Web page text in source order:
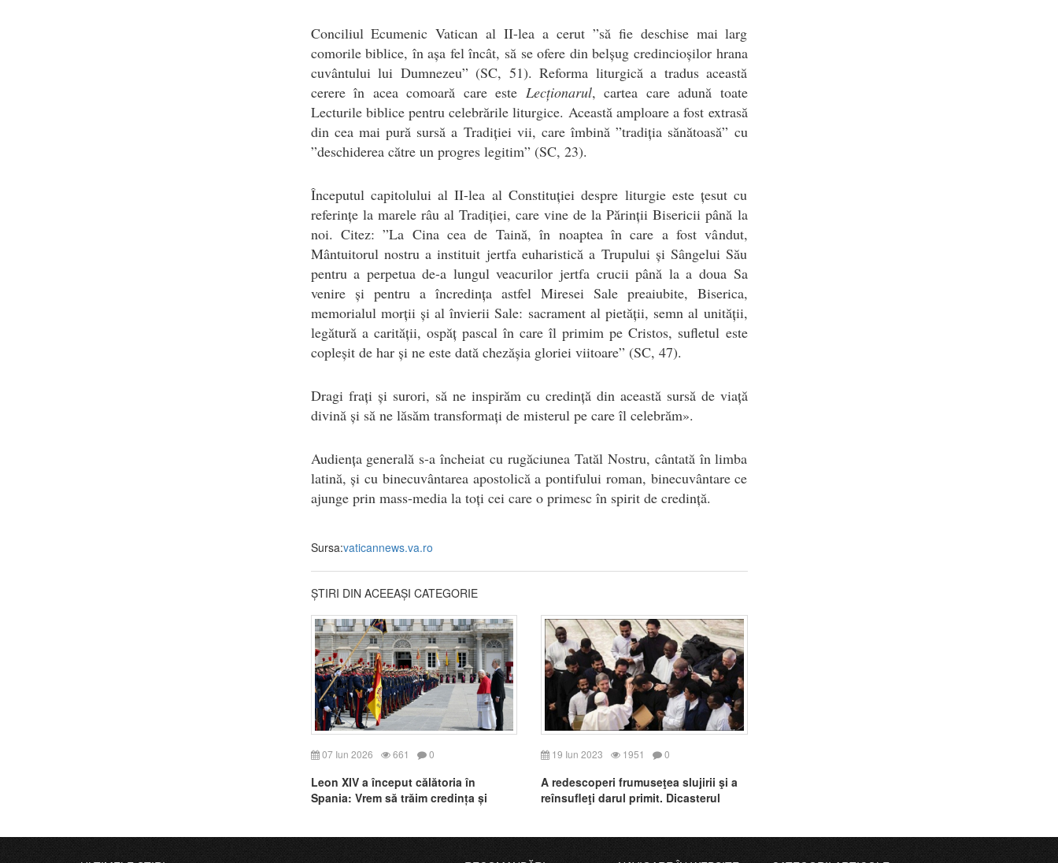
Conciliul Ecumenic Vatican al II-lea a cerut ”să fie deschise mai larg
comorile biblice, în așa fel încât, să se ofere din belșug credincioșilor hrana
cuvântului lui Dumnezeu” (SC, 51). Reforma liturgică a tradus această
cerere în acea comoară care este Lecționarul, cartea care adună toate
Lecturile biblice pentru celebrările liturgice. Această amploare a fost extrasă
din cea mai pură sursă a Tradiției vii, care îmbină ”tradiția sănătoasă” cu
”deschiderea către un progres legitim” (SC, 23).
Începutul capitolului al II-lea al Constituției despre liturgie este țesut cu
referințe la marele râu al Tradiției, care vine de la Părinții Bisericii până la
noi. Citez: ”La Cina cea de Taină, în noaptea în care a fost vândut,
Mântuitorul nostru a instituit jertfa euharistică a Trupului și Sângelui Său
pentru a perpetua de-a lungul veacurilor jertfa crucii până la a doua Sa
venire și pentru a încredința astfel Miresei Sale preaiubite, Biserica,
memorialul morții și al învierii Sale: sacrament al pietății, semn al unității,
legătură a carității, ospăț pascal în care îl primim pe Cristos, sufletul este
copleșit de har și ne este dată chezășia gloriei viitoare” (SC, 47).
Dragi frați și surori, să ne inspirăm cu credință din această sursă de viață
divină și să ne lăsăm transformați de misterul pe care îl celebrăm».
Audiența generală s-a încheiat cu rugăciunea Tatăl Nostru, cântată în limba
latină, și cu binecuvântarea apostolică a pontifului roman, binecuvântare ce
ajunge prin mass-media la toți cei care o primesc în spirit de credință.
Sursa:vaticannews.va.ro
ȘTIRI DIN ACEEAȘI CATEGORIE
07 Iun 2026 661 0
Leon XIV a început călătoria în
Spania: Vrem să trăim credința și
19 Iun 2023 1951 0
A redescoperi frumuseţea slujirii şi a
reînsufleţi darul primit. Dicasterul